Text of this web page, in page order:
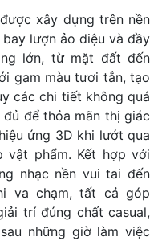
xây dựng trên nền
lượn ảo diệu và đầy
lớn, từ mặt đất đến
gam màu tươi tắn, tạo
các chi tiết không quá
để thỏa mãn thị giác
ứng 3D khi lướt qua
vật phẩm. Kết hợp với
nhạc nền vui tai đến
va chạm, tất cả góp
trí đúng chất casual,
những giờ làm việc